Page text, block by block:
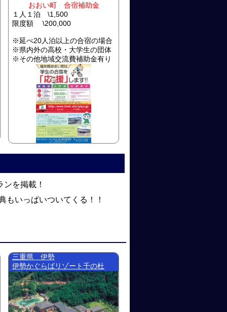
おおい町 合宿補助金
１人１泊 \1,500
限度額 \200,000
※延べ20人泊以上の合宿の場合
※県内外の高校・大学生の団体
※その他地域交流費補助金有り
を掲載！
いっぱいついてくる！！
三重県 伊勢
伊勢かぐらばリゾート千の杜